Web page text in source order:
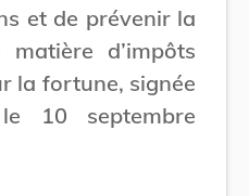
et de prévenir la
d’impôts
la fortune, signée
10 septembre